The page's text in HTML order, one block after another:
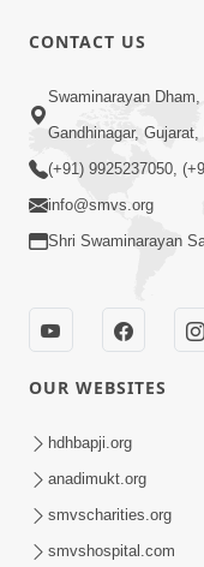
હું કોણ છું ? ભાગ
Journey |
હર્ષ-શોક, સુખ-
Spiritual
CONTACT US
Swaminarayan
Gandhinagar,
(+91) 9925237050,
info@smvs.org
Shri Swaminarayan
OUR WEBSITES
hdhbapji.org
anadimukt.org
smvscharities.org
smvshospital.com